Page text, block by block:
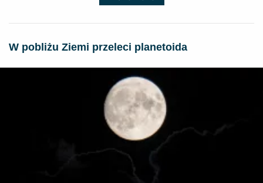
W pobliżu Ziemi przeleci planetoida